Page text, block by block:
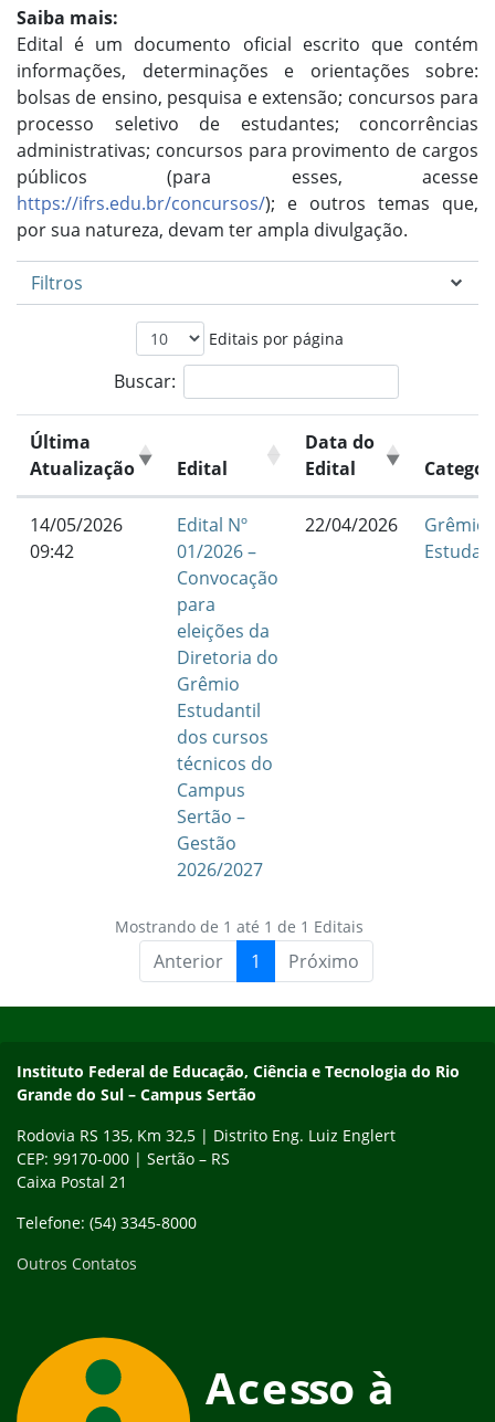
Saiba mais:
Edital é um documento oficial escrito que contém
informações, determinações e orientações sobre:
bolsas de ensino, pesquisa e extensão; concursos para
processo seletivo de estudantes; concorrências
administrativas; concursos para provimento de cargos
públicos (para esses, acesse
https://ifrs.edu.br/concursos/); e outros temas que,
por sua natureza, devam ter ampla divulgação.
Filtros
Editais por página
Buscar:
Última
Atualização
Edital
Data do
Edital
14/05/2026
09:42
Edital Nº
01/2026 –
Convocação
para
eleições da
Diretoria do
Grêmio
Estudantil
dos cursos
técnicos do
Campus
Sertão –
Gestão
2026/2027
22/04/2026
Grêmio
Mostrando de 1 até 1 de 1 Editais
Anterior 1
Próximo
Instituto Federal de Educação, Ciência e Tecnologia do Rio
Grande do Sul – Campus Sertão
Rodovia RS 135, Km 32,5 | Distrito Eng. Luiz Englert
CEP: 99170-000 | Sertão – RS
Caixa Postal 21
Telefone: (54) 3345-8000
Outros Contatos